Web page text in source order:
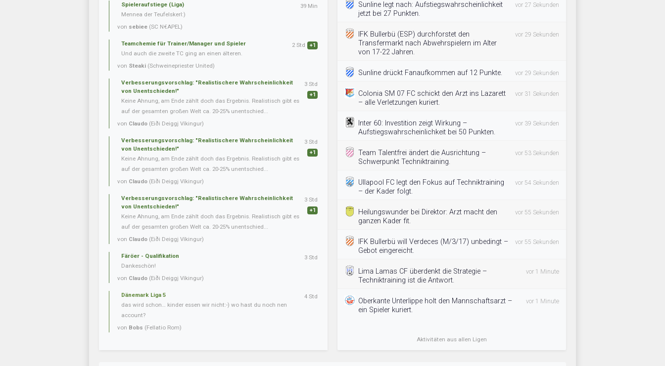
Spieleraufstiege (Liga)
Mennea der Teufelskerl:)
von sebiee (SC N€APEL)
39 Min
Teamchemie für Trainer/Manager und Spieler
Und auch die zweite TC ging an einen älteren.
von Steaki (Schweinepriester United)
2 Std +1
Verbesserungsvorschlag: "Realistischere Wahrscheinlichkeit
von Unentschieden!"
Keine Ahnung, am Ende zählt doch das Ergebnis. Realistisch gibt es
auf der gesamten großen Welt ca. 20-25% unentschied...
von Claudo (Eiði Deiggj Víkingur)
3 Std
+1
Verbesserungsvorschlag: "Realistischere Wahrscheinlichkeit
von Unentschieden!"
Keine Ahnung, am Ende zählt doch das Ergebnis. Realistisch gibt es
auf der gesamten großen Welt ca. 20-25% unentschied...
von Claudo (Eiði Deiggj Víkingur)
3 Std
+1
Verbesserungsvorschlag: "Realistischere Wahrscheinlichkeit
von Unentschieden!"
Keine Ahnung, am Ende zählt doch das Ergebnis. Realistisch gibt es
auf der gesamten großen Welt ca. 20-25% unentschied...
von Claudo (Eiði Deiggj Víkingur)
3 Std
+1
Färöer - Qualifikation
Dankeschön!
von Claudo (Eiði Deiggj Víkingur)
3 Std
Dänemark Liga 5
das wird schon… kinder essen wir nicht:-) wo hast du noch nen
account?
von Bobs (Fellatio Rom)
4 Std
Sunline legt nach: Aufstiegswahrscheinlichkeit
jetzt bei 27 Punkten.
vor 27 Sekunden
IFK Bullerbü (ESP) durchforstet den
Transfermarkt nach Abwehrspielern im Alter
von 17-22 Jahren.
vor 29 Sekunden
Sunline drückt Fanaufkommen auf 12 Punkte. vor 29 Sekunden
Colonia SM 07 FC schickt den Arzt ins Lazarett
– alle Verletzungen kuriert.
vor 31 Sekunden
Inter 60: Investition zeigt Wirkung –
Aufstiegswahrscheinlichkeit bei 50 Punkten.
vor 39 Sekunden
Team Talentfrei ändert die Ausrichtung –
Schwerpunkt Techniktraining.
vor 53 Sekunden
Ullapool FC legt den Fokus auf Techniktraining
– der Kader folgt.
vor 54 Sekunden
Heilungswunder bei Direktor: Arzt macht den
ganzen Kader fit.
vor 55 Sekunden
IFK Bullerbü will Verdeces (M/3/17) unbedingt –
Gebot eingereicht.
vor 55 Sekunden
Lima Lamas CF überdenkt die Strategie –
Techniktraining ist die Antwort.
vor 1 Minute
Oberkante Unterlippe holt den Mannschaftsarzt –
ein Spieler kuriert.
vor 1 Minute
Aktivitäten aus allen Ligen